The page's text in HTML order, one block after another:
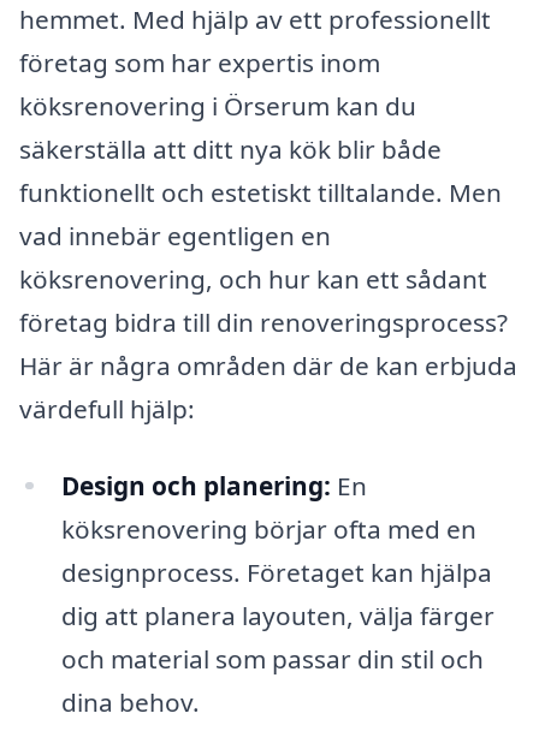
hemmet. Med hjälp av ett professionellt
företag som har expertis inom
köksrenovering i Örserum kan du
säkerställa att ditt nya kök blir både
funktionellt och estetiskt tilltalande. Men
vad innebär egentligen en
köksrenovering, och hur kan ett sådant
företag bidra till din renoveringsprocess?
Här är några områden där de kan erbjuda
värdefull hjälp:
Design och planering: En
köksrenovering börjar ofta med en
designprocess. Företaget kan hjälpa
dig att planera layouten, välja färger
och material som passar din stil och
dina behov.